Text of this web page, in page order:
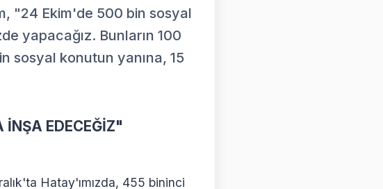
"24 Ekim'de 500 bin sosyal
yapacağız. Bunların 100
sosyal konutun yanına, 15
İNŞA EDECEĞİZ"
Hatay'ımızda, 455 bininci